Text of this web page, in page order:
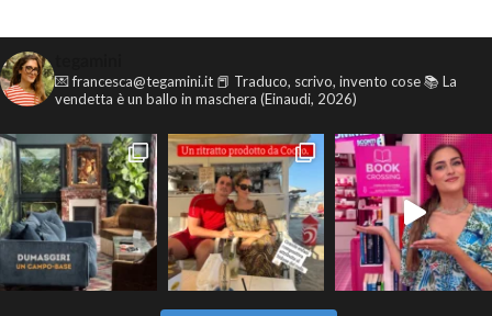
💌 francesca@tegamini.it 📕 Traduco, scrivo, invento cose📚 La
vendetta è un ballo in maschera (Einaudi, 2026)